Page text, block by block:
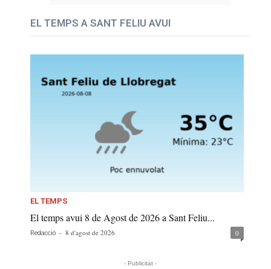
EL TEMPS A SANT FELIU AVUI
EL TEMPS
El temps avui 8 de Agost de 2026 a Sant Feliu...
Redacció - 8 d'agost de 2026 0
- Publicitat -